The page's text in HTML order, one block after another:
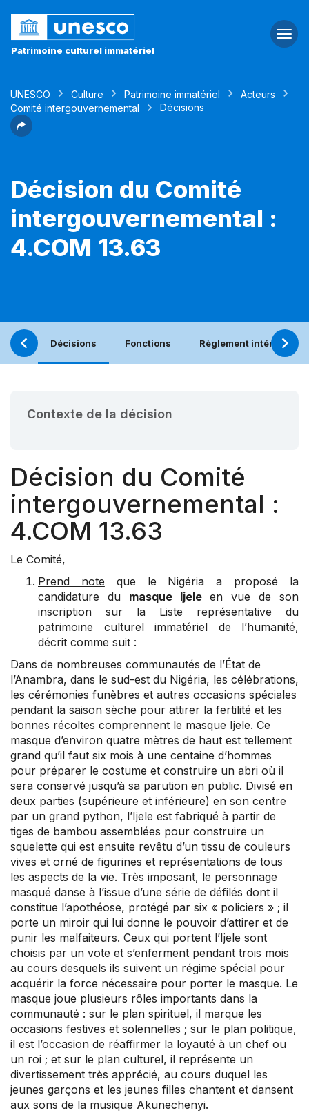
Patrimoine culturel immatériel
UNESCO Culture Patrimoine immatériel
Acteurs
Comité intergouvernemental
Décisions
Décision du Comité
intergouvernemental :
4.COM 13.63
Décisions Fonctions Règlement intérieur
Contexte de la décision
Décision du Comité
intergouvernemental :
4.COM 13.63
Le Comité,
Prend note que le Nigéria a proposé la
candidature du masque Ijeleen vue de son
inscription sur la Liste représentative du
patrimoine culturel immatériel de l’humanité,
décrit comme suit :
Dans de nombreuses communautés de l’État de
l’Anambra, dans le sud-est du Nigéria, les célébrations,
les cérémonies funèbres et autres occasions spéciales
pendant la saison sèche pour attirer la fertilité et les
bonnes récoltes comprennent le masque Ijele. Ce
masque d’environ quatre mètres de haut est tellement
grand qu’il faut six mois à une centaine d’hommes
pour préparer le costume et construire un abri où il
sera conservé jusqu’à sa parution en public. Divisé en
deux parties (supérieure et inférieure) en son centre
par un grand python, l’Ijele est fabriqué à partir de
tiges de bambou assemblées pour construire un
squelette qui est ensuite revêtu d’un tissu de couleurs
vives et orné de figurines et représentations de tous
les aspects de la vie. Très imposant, le personnage
masqué danse à l’issue d’une série de défilés dont il
constitue l’apothéose, protégé par six « policiers » ; il
porte un miroir qui lui donne le pouvoir d’attirer et de
punir les malfaiteurs. Ceux qui portent l’Ijele sont
choisis par un vote et s’enferment pendant trois mois
au cours desquels ils suivent un régime spécial pour
acquérir la force nécessaire pour porter le masque. Le
masque joue plusieurs rôles importants dans la
communauté : sur le plan spirituel, il marque les
occasions festives et solennelles ; sur le plan politique,
il est l’occasion de réaffirmer la loyauté à un chef ou
un roi ; et sur le plan culturel, il représente un
divertissement très apprécié, au cours duquel les
jeunes garçons et les jeunes filles chantent et dansent
aux sons de la musique Akunechenyi.